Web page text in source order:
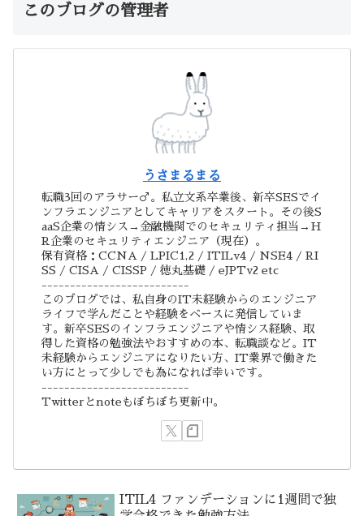
このブログの管理者
うさまるまる
転職3回のアラサー♂。私立文系卒業後、新卒SESでイ
ンフラエンジニアとしてキャリアをスタート。その後S
aaS企業の情シス→金融機関でのセキュリティ担当→H
R企業のセキュリティエンジニア（現在）。
保有資格：CCNA / LPIC1,2 / ITILv4 / NSE4 / RI
SS / CISA / CISSP / 徳丸基礎 / eJPTv2 etc
--------------------------
このブログでは、私自身のIT未経験からのエンジニア
ライフで学んだことや経験をベースに発信していま
す。新卒SESのインフラエンジニアや情シス経験、取
得した資格の勉強法やおすすめの本、転職談など。IT
未経験からエンジニアになりたい方、IT業界で働きた
い方にとって少しでも為になれば幸いです。
--------------------------
Twitterとnoteもぼちぼち更新中。
ITIL4 ファンデーションに1週間で独